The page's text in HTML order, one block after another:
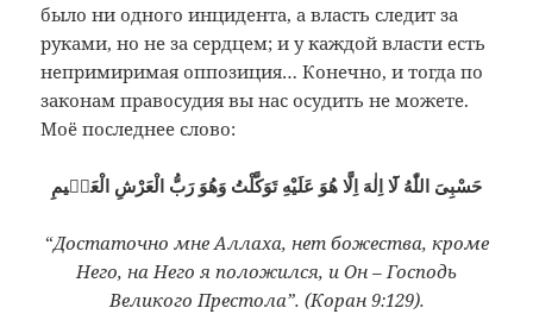
было ни одного инцидента, а власть следит за
руками, но не за сердцем; и у каждой власти есть
непримиримая оппозиция… Конечно, и тогда по
законам правосудия вы нас осудить не можете.
Моё последнее слово:
“Достаточно мне Аллаха, нет божества, кроме
Него, на Него я положился, и Он – Господь
Великого Престола”. (Коран 9:129).